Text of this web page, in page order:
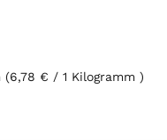
(6,78 € / 1 Kilogramm )